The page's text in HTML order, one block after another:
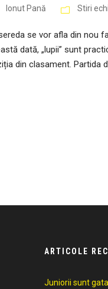
Ionut Pană Stiri
se vor afla din nou
dată, „lupii” sunt
din clasament. Partida
ARTICOLE
Juniorii sunt